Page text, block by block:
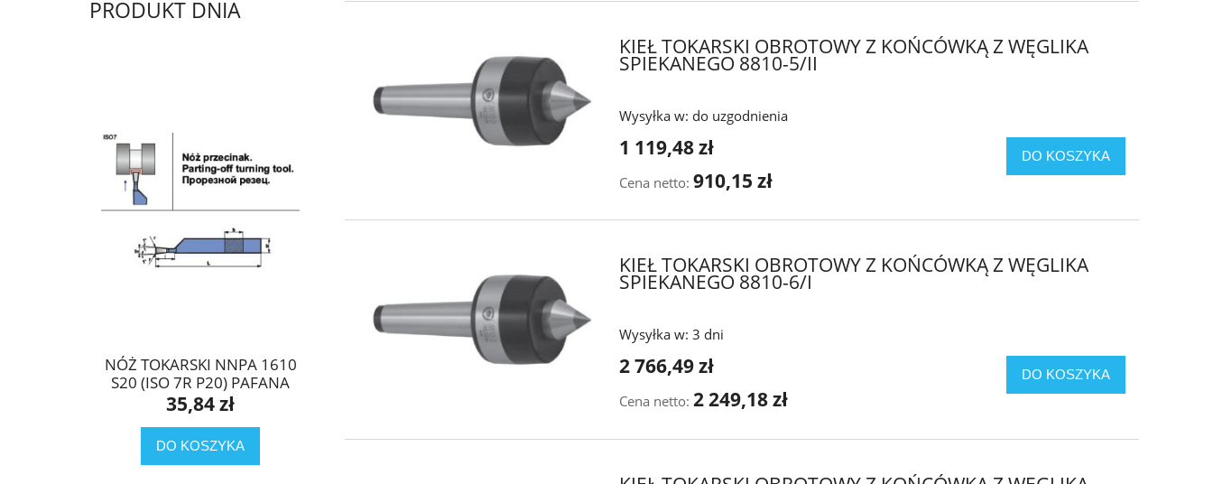
PRODUKT DNIA
NÓŻ TOKARSKI NNPA 1610
S20 (ISO 7R P20) PAFANA
35,84 zł
DO KOSZYKA
KIEŁ TOKARSKI OBROTOWY Z KOŃCÓWKĄ Z WĘGLIKA
SPIEKANEGO 8810-5/II
Wysyłka w: do uzgodnienia
1 119,48 zł
Cena netto:910,15 zł
DO KOSZYKA
KIEŁ TOKARSKI OBROTOWY Z KOŃCÓWKĄ Z WĘGLIKA
SPIEKANEGO 8810-6/I
Wysyłka w: 3 dni
2 766,49 zł
Cena netto:2 249,18 zł
DO KOSZYKA